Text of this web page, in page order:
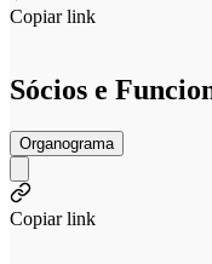
Copiar link
Sócios e
Organograma
Copiar link